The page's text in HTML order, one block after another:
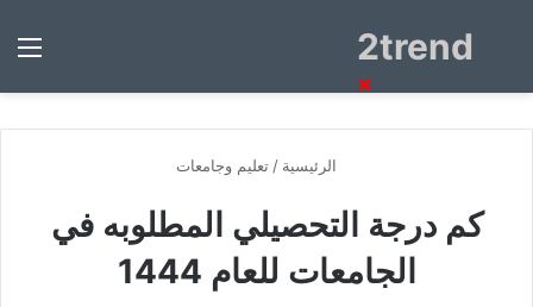
2trendبحث
الرئيسية / تعليم وجامعات
كم درجة التحصيلي المطلوبه في
الجامعات للعام 1444
×